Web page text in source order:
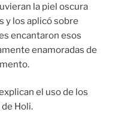
la piel oscura
y los aplicó sobre
encantaron esos
enamoradas de
el uso de los
Holi.